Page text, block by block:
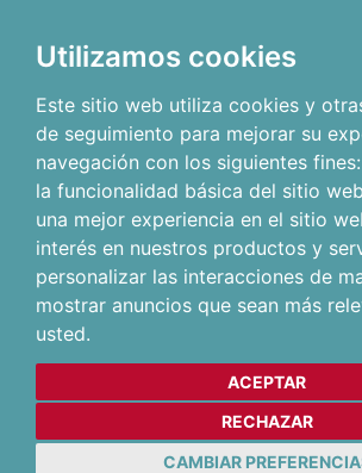
Utilizamos cookies
Este sitio web utiliza cookies y
de seguimiento para mejorar su
navegación con los siguientes fines:
la funcionalidad básica del sitio web
una mejor experiencia en el sitio
interés en nuestros productos y
personalizar las interacciones de
mostrar anuncios que sean más
usted.
ACEPTAR
RECHAZAR
CAMBIAR